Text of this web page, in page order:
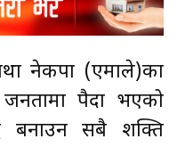
तथा नेकपा (एमाले)का
पैदा भएको
बनाउन सबै शक्ति